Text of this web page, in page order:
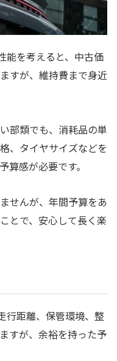
能を考えると、中古価
すが、維持費まで身近
部類でも、消耗品の単
、タイヤサイズなどを
算感が必要です。
せんが、年間予算をあ
とで、安心して長く楽
行距離、保管環境、整
すが、余裕を持った予